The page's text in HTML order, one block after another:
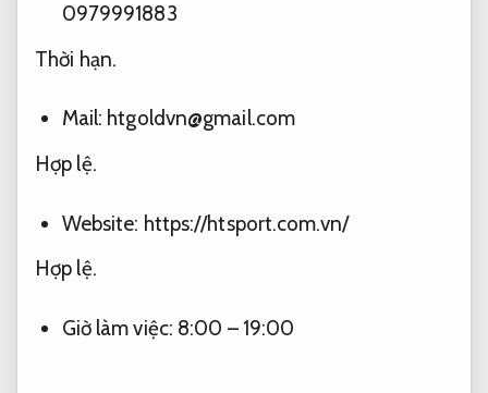
0979991883
Thời hạn.
Mail: htgoldvn@gmail.com
Hợp lệ.
Website: https://htsport.com.vn/
Hợp lệ.
Giờ làm việc: 8:00 – 19:00